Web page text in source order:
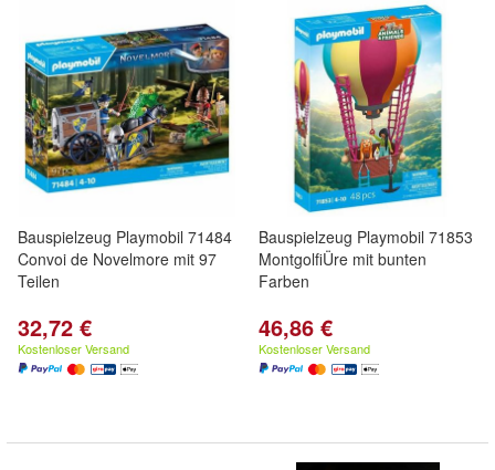
Bauspielzeug Playmobil 71484
Convoi de Novelmore mit 97
Teilen
32,72 €
Kostenloser Versand
Bauspielzeug Playmobil 71853
MontgolfiÜre mit bunten
Farben
46,86 €
Kostenloser Versand